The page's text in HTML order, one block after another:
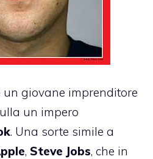
un giovane imprenditore
un impero
. Una sorte simile a
, Steve Jobs, che in